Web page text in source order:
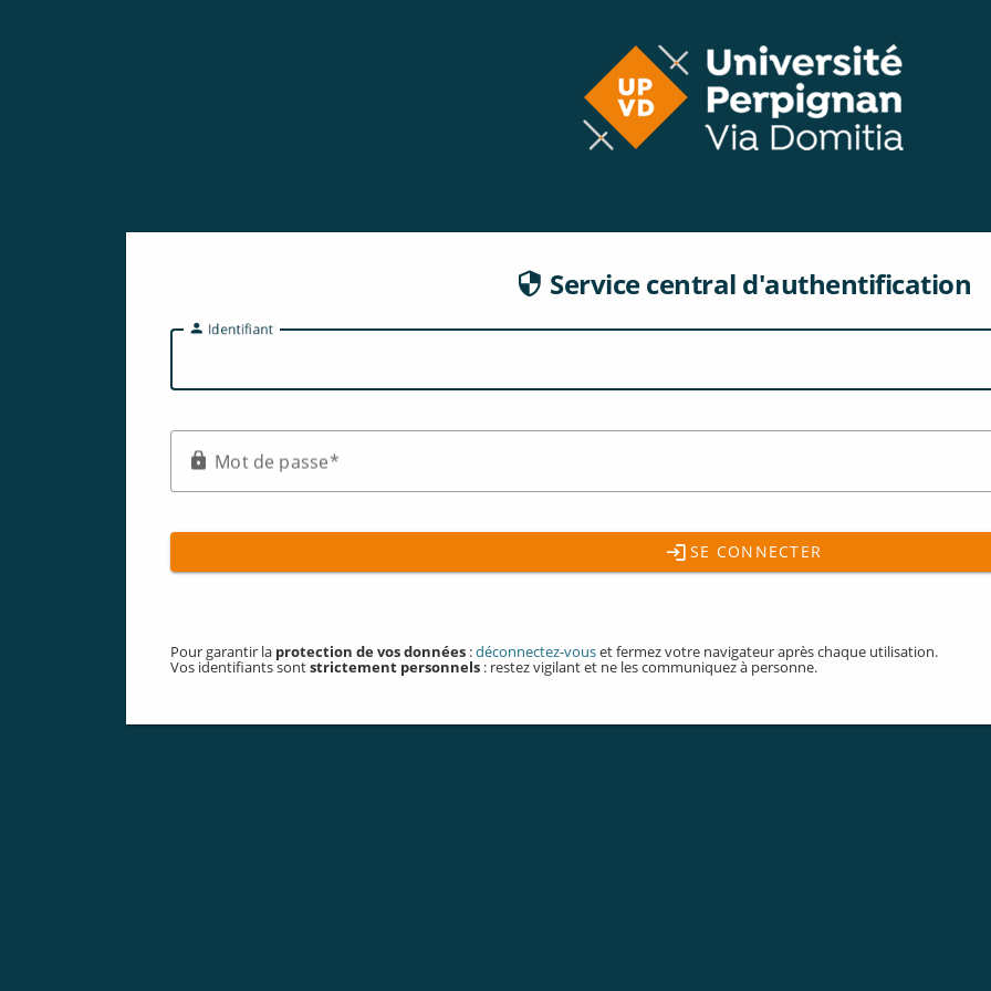
Service central d'authentification
Identifiant
Mot de passe
SE CONNECTER
Pour garantir la protection de vos données :déconnectez-vouset fermez votre navigateur après chaque utilisation.
Vos identifiants sontstrictement personnels : restez vigilant et ne les communiquez à personne.